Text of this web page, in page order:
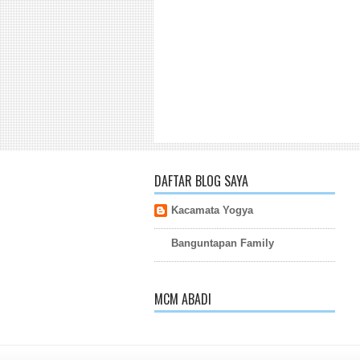
DAFTAR BLOG SAYA
Kacamata Yogya
Banguntapan Family
MCM ABADI